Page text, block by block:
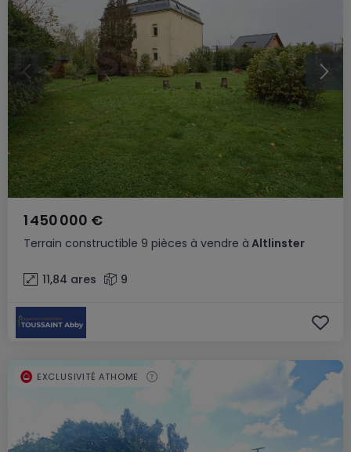
Terrain constructible 9 pièces à vendre à Altlinster
1 450 000 €
11,84 ares 9
EXCLUSIVITÉ ATHOME